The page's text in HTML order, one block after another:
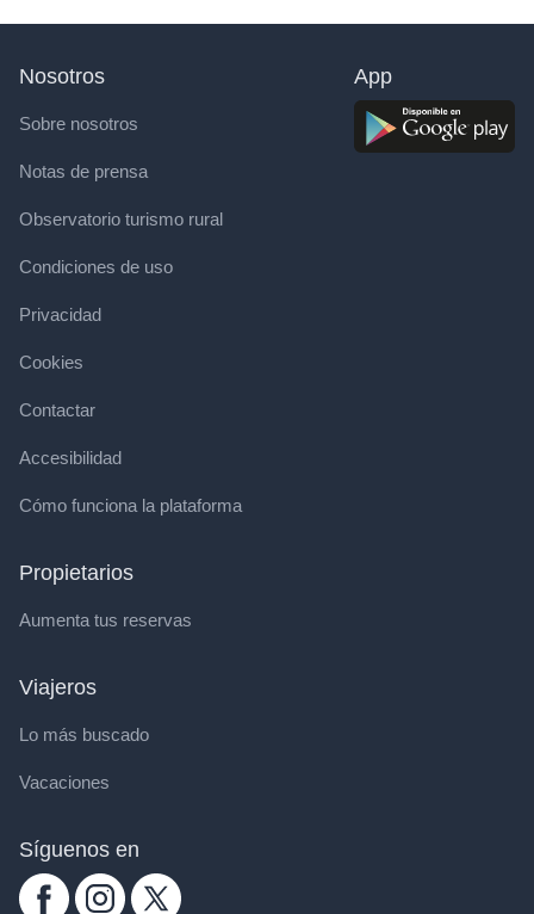
Nosotros
Sobre nosotros
Notas de prensa
Observatorio turismo rural
Condiciones de uso
Privacidad
Cookies
Contactar
Accesibilidad
Cómo funciona la plataforma
Propietarios
Aumenta tus reservas
Viajeros
Lo más buscado
Vacaciones
App
Síguenos en